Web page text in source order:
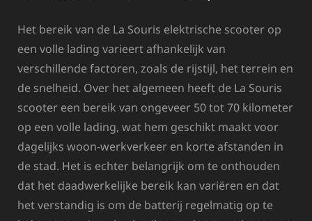
Het bereik van de La Souris elektrische scooter op
een volle lading varieert afhankelijk van
verschillende factoren, zoals de rijstijl, het terrein en
de snelheid. Over het algemeen heeft de La Souris
scooter een bereik van ongeveer 50 tot 70 kilometer
op een volle lading, wat hem geschikt maakt voor
dagelijks woon-werkverkeer en korte afstanden in
de stad. Het is echter belangrijk om te onthouden
dat het daadwerkelijke bereik kan variëren en dat
het verstandig is om de batterij regelmatig op te